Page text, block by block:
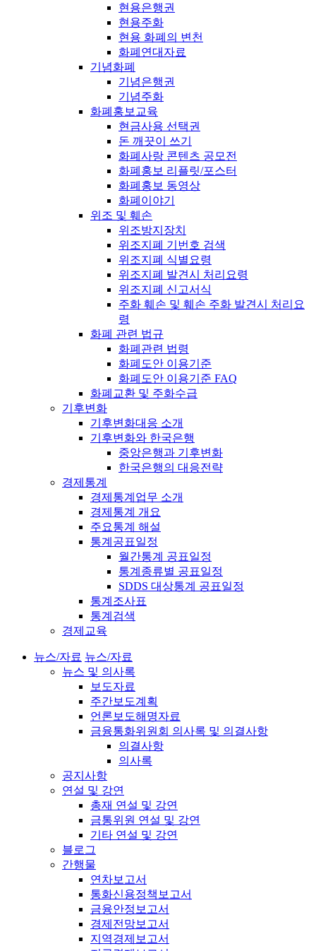
현용은행권
현용주화
현용 화폐의 변천
화폐연대자료
기념화폐
기념은행권
기념주화
화폐홍보교육
현금사용 선택권
돈 깨끗이 쓰기
화폐사랑 콘텐츠 공모전
화폐홍보 리플릿/포스터
화폐홍보 동영상
화폐이야기
위조 및 훼손
위조방지장치
위조지폐 기번호 검색
위조지폐 식별요령
위조지폐 발견시 처리요령
위조지폐 신고서식
주화 훼손 및 훼손 주화 발견시 처리요
령
화폐 관련 법규
화폐관련 법령
화폐도안 이용기준
화폐도안 이용기준 FAQ
화폐교환 및 주화수급
기후변화
기후변화대응 소개
기후변화와 한국은행
중앙은행과 기후변화
한국은행의 대응전략
경제통계
경제통계업무 소개
경제통계 개요
주요통계 해설
통계공표일정
월간통계 공표일정
통계종류별 공표일정
SDDS 대상통계 공표일정
통계조사표
통계검색
경제교육
뉴스/자료 뉴스/자료
뉴스 및 의사록
보도자료
주간보도계획
언론보도해명자료
금융통화위원회 의사록 및 의결사항
의결사항
의사록
공지사항
연설 및 강연
총재 연설 및 강연
금통위원 연설 및 강연
기타 연설 및 강연
블로그
간행물
연차보고서
통화신용정책보고서
금융안정보고서
경제전망보고서
지역경제보고서